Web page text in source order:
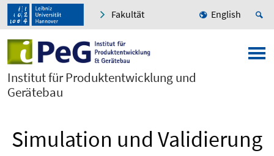
Fakultät English
Institut für Produktentwicklung und
Gerätebau
Simulation und Validierung